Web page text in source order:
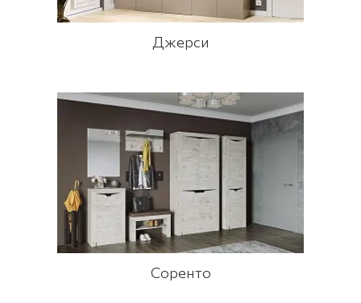
Джерси
Соренто